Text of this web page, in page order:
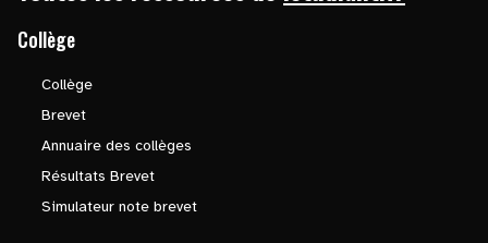
Collège
Collège
Brevet
Annuaire des collèges
Résultats Brevet
Simulateur note brevet